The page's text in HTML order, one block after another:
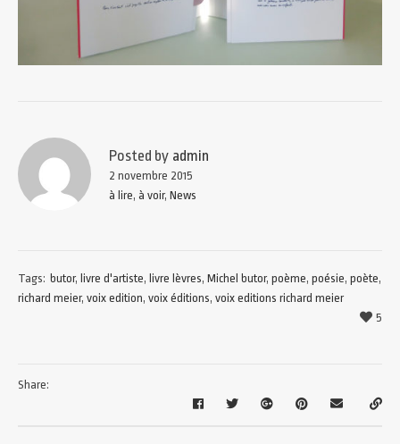
Posted by admin
2 novembre 2015
à lire, à voir, News
Tags: butor, livre d'artiste, livre lèvres, Michel butor, poème, poésie, poète,
richard meier, voix edition, voix éditions, voix editions richard meier
5
Share: